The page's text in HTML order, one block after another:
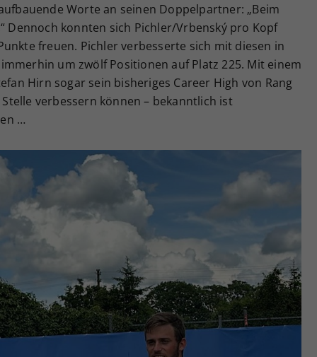
Worte an seinen Doppelpartner: „Beim
Dennoch konnten sich Pichler/Vrbenský pro Kopf
freuen. Pichler verbesserte sich mit diesen in
um zwölf Positionen auf Platz 225. Mit einem
Hirn sogar sein bisheriges Career High von Rang
verbessern können – bekanntlich ist
…